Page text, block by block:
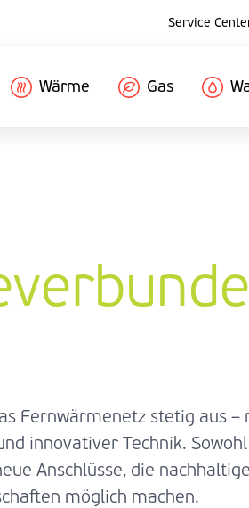
Service
Wärme Gas
Fernwärmenetz stetig aus
innovativer Technik.
Anschlüsse, die
möglich machen.